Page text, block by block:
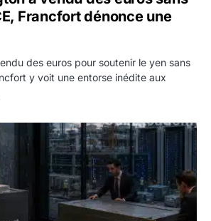
Francfort dénonce une
des euros pour soutenir le yen sans
y voit une entorse inédite aux
le transfert de 11 milliards de